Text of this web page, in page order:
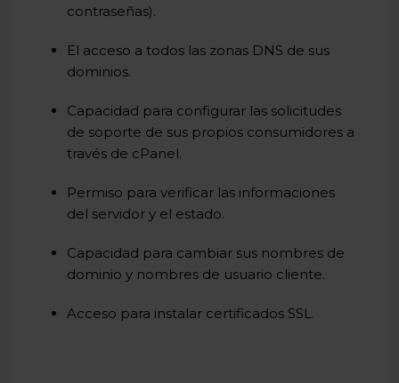
contraseñas).
El acceso a todos las zonas DNS de sus
dominios.
Capacidad para configurar las solicitudes
de soporte de sus propios consumidores a
través de cPanel.
Permiso para verificar las informaciones
del servidor y el estado.
Capacidad para cambiar sus nombres de
dominio y nombres de usuario cliente.
Acceso para instalar certificados SSL.